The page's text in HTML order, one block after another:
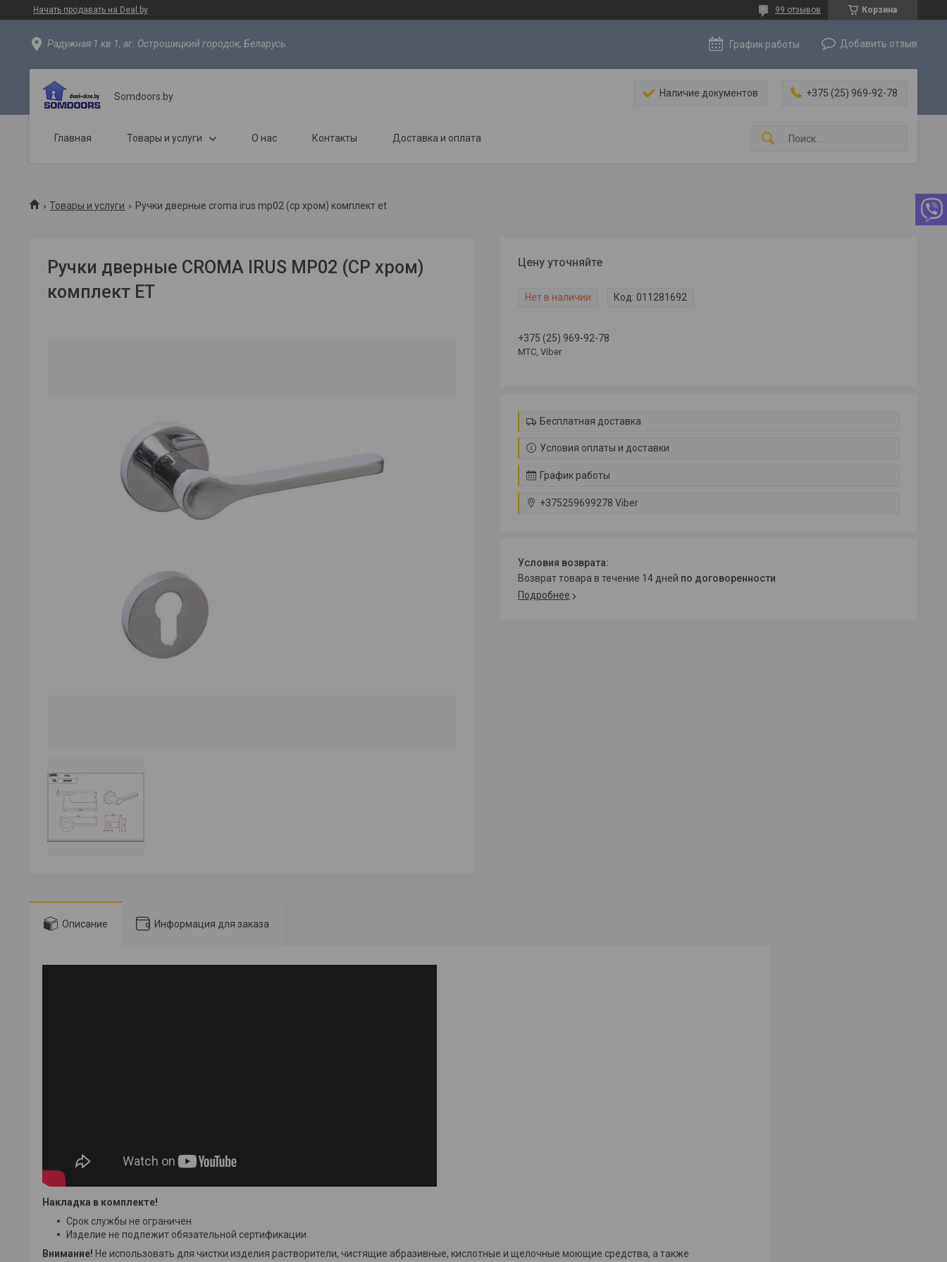
Начать продавать на Deal.by Корзина
99 отзывов
Радужная 1 кв 1, аг. Острошицкий городок, Беларусь График работы Добавить отзыв
Somdoors.by Наличие документов +375 (25) 969-92-78
Главная Товары и услуги О нас Контакты Доставка и оплата
Товары и услуги Ручки дверные croma irus mp02 (cp хром) комплект et
Ручки дверные CROMA IRUS MP02 (CP хром)
комплект ET
Цену уточняйте
Нет в наличии Код: 011281692
+375 (25) 969-92-78
МТС, Viber
Бесплатная доставка
Условия оплаты и доставки
График работы
+375259699278 Viber
возврат товара в течение 14 дней по договоренности
Подробнее
Описание Информация для заказа
Накладка в комплекте!
Срок службы не ограничен
Изделие не подлежит обязательной сертификации
Внимание! Не использовать для чистки изделия растворители, чистящие абразивные, кислотные и щелочные моющие средства, а также